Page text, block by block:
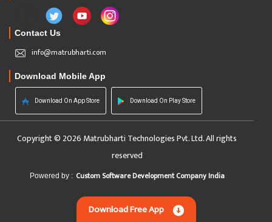
Contact Us
info@matrubharti.com
Download Mobile App
Download On App Store Download On Play Store
Copyright © 2026 Matrubharti Technologies Pvt. Ltd. All rights
reserved
Powered by : Custom Software Development Company India
Download Free App